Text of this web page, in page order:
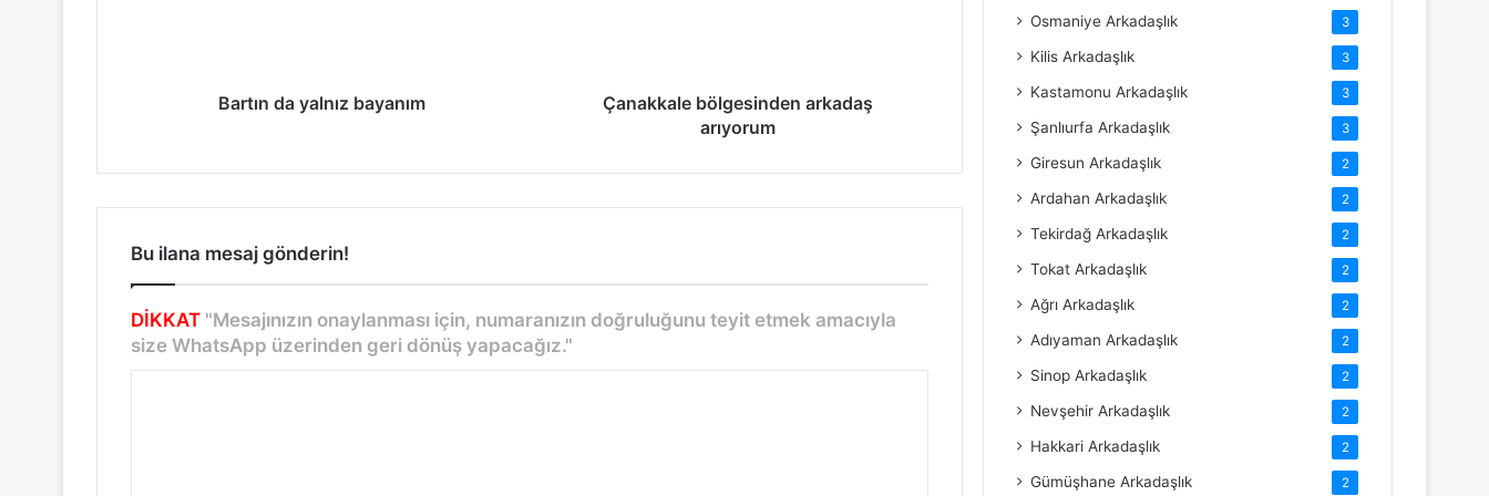
ü
t
f
e
n
Bartın da yalnız bayanım
Çanakkale bölgesinden arkadaş
arıyorum
Bu ilana mesaj gönderin!
DİKKAT "Mesajınızın onaylanması için, numaranızın doğruluğunu teyit etmek amacıyla
size WhatsApp üzerinden geri dönüş yapacağız."
Osmaniye Arkadaşlık 3
Kilis Arkadaşlık 3
Kastamonu Arkadaşlık 3
Şanlıurfa Arkadaşlık 3
Giresun Arkadaşlık 2
Ardahan Arkadaşlık 2
Tekirdağ Arkadaşlık 2
Tokat Arkadaşlık 2
Ağrı Arkadaşlık 2
Adıyaman Arkadaşlık 2
Sinop Arkadaşlık 2
Nevşehir Arkadaşlık 2
Hakkari Arkadaşlık 2
Gümüşhane Arkadaşlık 2